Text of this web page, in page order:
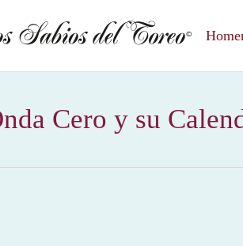
Cero y su